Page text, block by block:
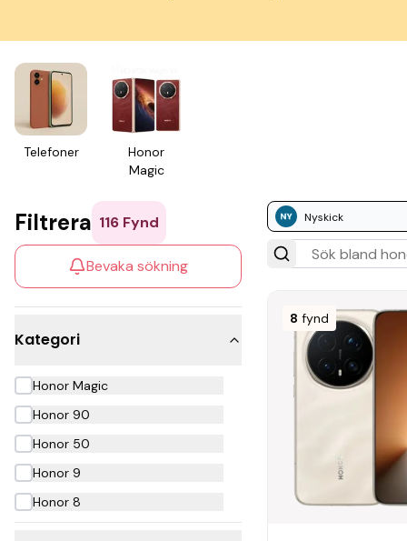
Tele­foner
Honor
Magic
Nyskick
Filtrera 116 Fynd
Bevaka sökning
Kategori
Honor Magic
Honor 90
Honor 50
Honor 9
Honor 8
8 fynd